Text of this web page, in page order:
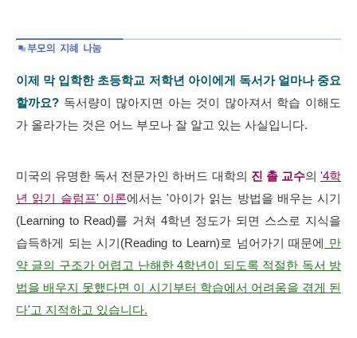
이제 막 입학한 초등학교 저학년 아이에게 독서가 얼마나 중요
할까요? 독서량이 많아지면 아는 것이 많아져서 학습 이해도
가 올라가는 것은 어느 부모나 잘 알고 있는 사실입니다.
미국의 유명한 독서 전문가인 하버드 대학의 진 촐 교수의'4학
년 읽기 슬럼프' 이론에서는 '아이가 읽는 방법을 배우는 시기
(Learning to Read)를 거쳐 4학년 정도가 되면 스스로 지식을
습득하게 되는 시기(Reading to Learn)로 넘어가기 때문에
만
약 글의 구조가 어렵고 난해한 4학년이 되도록 적절한 독서 방
법을 배우지 못했다면 이 시기부터 학습에서 어려움을 겪게 된
다'고 지적하고 있습니다.